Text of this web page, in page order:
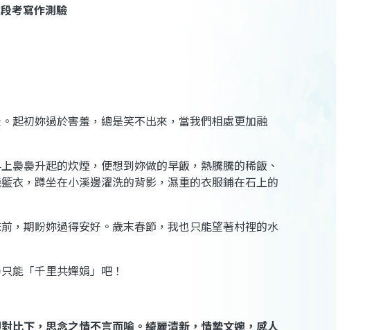
考寫作測驗
起初妳過於害羞，總是笑不出來，當我們相處更加融
裊裊升起的炊煙，便想到妳做的早飯，熱騰騰的稀飯、
衣，蹲坐在小溪邊濯洗的背影，濕重的衣服鋪在石上的
，期盼妳過得安好。歲末春節，我也只能望著村裡的水
能「千里共嬋娟」吧！
比下，思念之情不言而喻。綺麗清新，情摯文婉，感人